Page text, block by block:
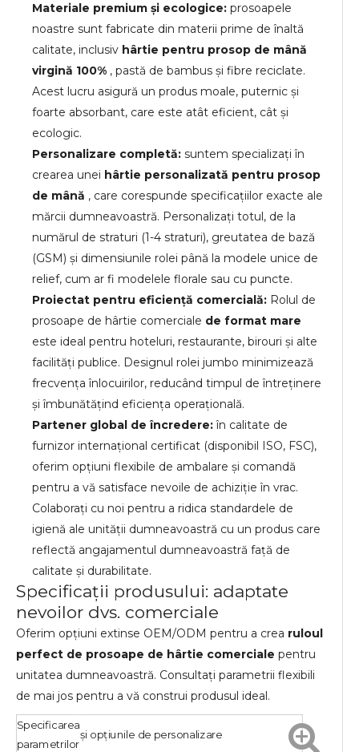
Materiale premium și ecologice: prosoapele
noastre sunt fabricate din materii prime de înaltă
calitate, inclusiv hârtie pentru prosop de mână
virgină 100% , pastă de bambus și fibre reciclate.
Acest lucru asigură un produs moale, puternic și
foarte absorbant, care este atât eficient, cât și
ecologic.
Personalizare completă: suntem specializați în
crearea unei hârtie personalizată pentru prosop
de mână , care corespunde specificațiilor exacte ale
mărcii dumneavoastră. Personalizați totul, de la
numărul de straturi (1-4 straturi), greutatea de bază
(GSM) și dimensiunile rolei până la modele unice de
relief, cum ar fi modelele florale sau cu puncte.
Proiectat pentru eficiență comercială: Rolul de
prosoape de hârtie comerciale de format mare
este ideal pentru hoteluri, restaurante, birouri și alte
facilități publice. Designul rolei jumbo minimizează
frecvența înlocuirilor, reducând timpul de întreținere
și îmbunătățind eficiența operațională.
Partener global de încredere:în calitate de
furnizor internațional certificat (disponibil ISO, FSC),
oferim opțiuni flexibile de ambalare și comandă
pentru a vă satisface nevoile de achiziție în vrac.
Colaborați cu noi pentru a ridica standardele de
igienă ale unității dumneavoastră cu un produs care
reflectă angajamentul dumneavoastră față de
calitate și durabilitate.
Specificații produsului: adaptate
nevoilor dvs. comerciale
Oferim opțiuni extinse OEM/ODM pentru a crea ruloul
perfect de prosoape de hârtie comerciale pentru
unitatea dumneavoastră. Consultați parametrii flexibili
de mai jos pentru a vă construi produsul ideal.
Specificarea
parametrilor
și opțiunile de personalizare